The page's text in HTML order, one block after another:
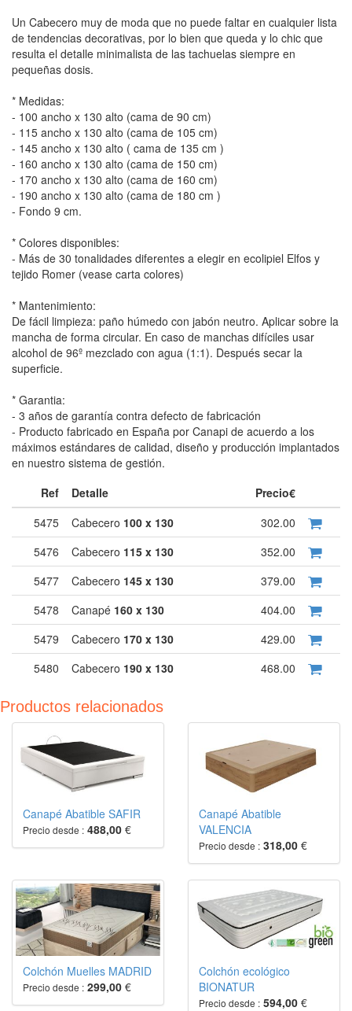
Un Cabecero muy de moda que no puede faltar en cualquier lista
de tendencias decorativas, por lo bien que queda y lo chic que
resulta el detalle minimalista de las tachuelas siempre en
pequeñas dosis.
* Medidas:
- 100 ancho x 130 alto (cama de 90 cm)
- 115 ancho x 130 alto (cama de 105 cm)
- 145 ancho x 130 alto ( cama de 135 cm )
- 160 ancho x 130 alto (cama de 150 cm)
- 170 ancho x 130 alto (cama de 160 cm)
- 190 ancho x 130 alto (cama de 180 cm )
- Fondo 9 cm.
* Colores disponibles:
- Más de 30 tonalidades diferentes a elegir en ecolipiel Elfos y
tejido Romer (vease carta colores)
* Mantenimiento:
De fácil limpieza: paño húmedo con jabón neutro. Aplicar sobre la
mancha de forma circular. En caso de manchas difíciles usar
alcohol de 96º mezclado con agua (1:1). Después secar la
superficie.
* Garantia:
- 3 años de garantía contra defecto de fabricación
- Producto fabricado en España por Canapi de acuerdo a los
máximos estándares de calidad, diseño y producción implantados
en nuestro sistema de gestión.
Ref
Detalle
Precio€
5475
Cabecero 100 x 130
302.00
5476
Cabecero 115 x 130
352.00
5477
Cabecero 145 x 130
379.00
5478
Canapé 160 x 130
404.00
5479
Cabecero 170 x 130
429.00
5480
Cabecero 190 x 130 468.00
Productos relacionados
Canapé Abatible SAFIR
Precio desde : 488,00 €
Canapé Abatible
VALENCIA
Precio desde : 318,00 €
Colchón Muelles MADRID
Precio desde : 299,00 €
Colchón ecológico
BIONATUR
Precio desde : 594,00 €